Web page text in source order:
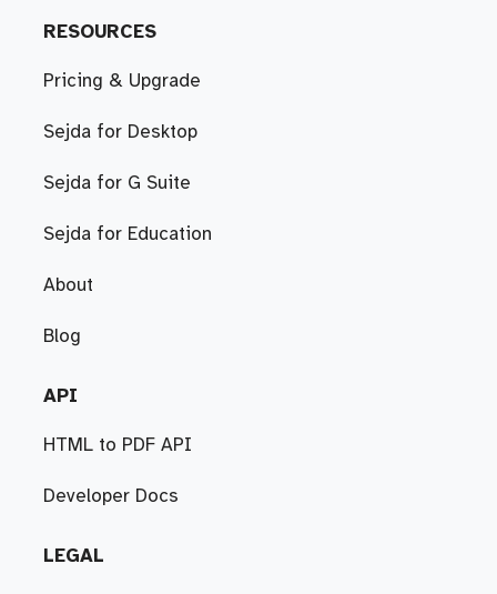
RESOURCES
Pricing & Upgrade
Sejda for Desktop
Sejda for G Suite
Sejda for Education
About
Blog
API
HTML to PDF API
Developer Docs
LEGAL